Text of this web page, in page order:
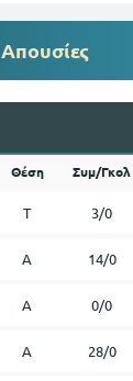
Απουσίες
Θέση Συμ/Γκολ
Τ 3/0
Α 14/0
Α 0/0
Α 28/0